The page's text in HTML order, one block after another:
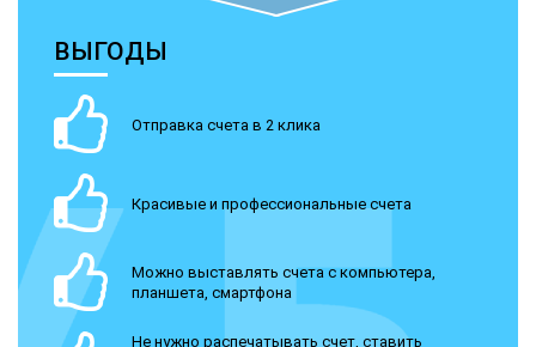
ВЫГОДЫ
Отправка счета в 2 клика
Красивые и профессиональные счета
Можно выставлять счета с компьютера,
планшета, смартфона
Не нужно распечатывать счет, ставить